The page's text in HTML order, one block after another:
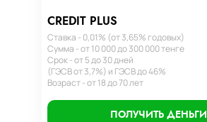
CREDIT PLUS
Ставка - 0,01% (от 3,65% годовых)
Сумма - от 10 000 до 300 000 тенге
Срок - от 5 до 30 дней
(ГЭСВ от 3,7%) и ГЭСВ до 46%
Возраст - от 18 до 70 лет
ПОЛУЧИТЬ ДЕНЬГИ